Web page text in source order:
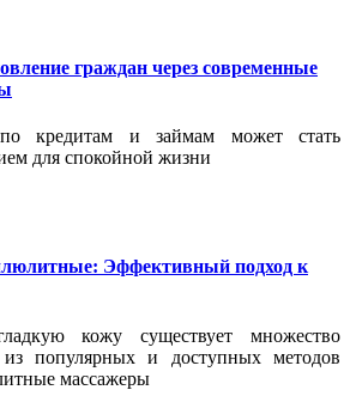
граждан через современные
по кредитам и займам может стать
для спокойной жизни
Эффективный подход к
кожу существует множество
популярных и доступных методов
массажеры